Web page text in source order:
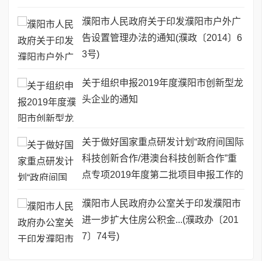
濮阳市人民政府关于印发濮阳市户外广
告设置管理办法的通知(濮政〔2014〕6
3号)
关于组织申报2019年度濮阳市创新型龙
头企业的通知
关于做好国家重点研发计划“政府间国际
科技创新合作/港澳台科技创新合作”重
点专项2019年度第二批项目申报工作的
濮阳市人民政府办公室关于印发濮阳市
进一步扩大住房公积金...(濮政办〔201
7〕74号)